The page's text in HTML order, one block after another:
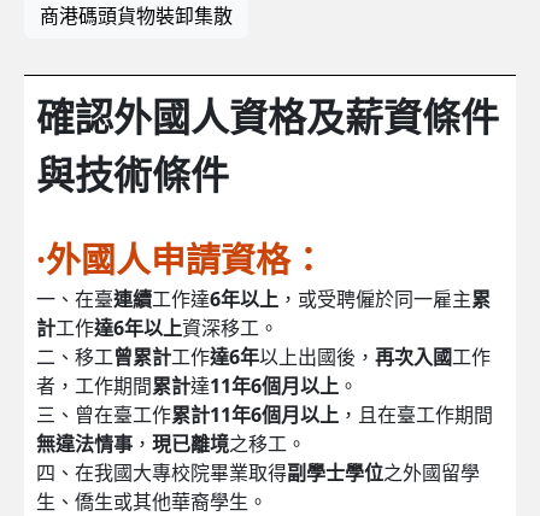
商港碼頭貨物裝卸集散
確認外國人資格及薪資條件
與技術條件
·外國人申請資格：
一、在臺連續工作達6年以上 ，或受聘僱於同一雇主累
計工作達6年以上資深移工。
二、移工曾累計工作達6年以上出國後， 再次入國工作
者，工作期間累計達11年6個月以上 。
三、曾在臺工作累計11年6個月以上 ，且在臺工作期間
無違法情事 ， 現已離境之移工。
四、在我國大專校院畢業取得副學士學位之外國留學
生、僑生或其他華裔學生。